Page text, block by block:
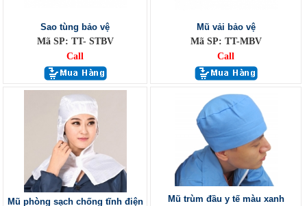
Sao tùng bảo vệ
Mã SP: TT- STBV
Call
Mũ vải bảo vệ
Mã SP: TT-MBV
Call
Mũ phòng sạch chống tĩnh điện
Mũ trùm đầu y tế màu xanh